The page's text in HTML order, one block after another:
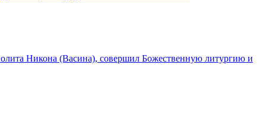
Никона (Васина), совершил Божественную литургию и